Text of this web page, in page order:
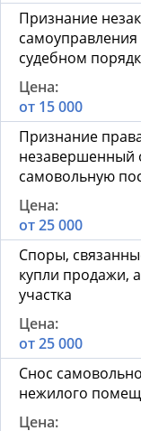
Признание
судебном
от 15 000
Признание
незавершенный
самовольную
от 25 000
Споры,
купли продажи,
участка
от 25 000
Снос
нежилого